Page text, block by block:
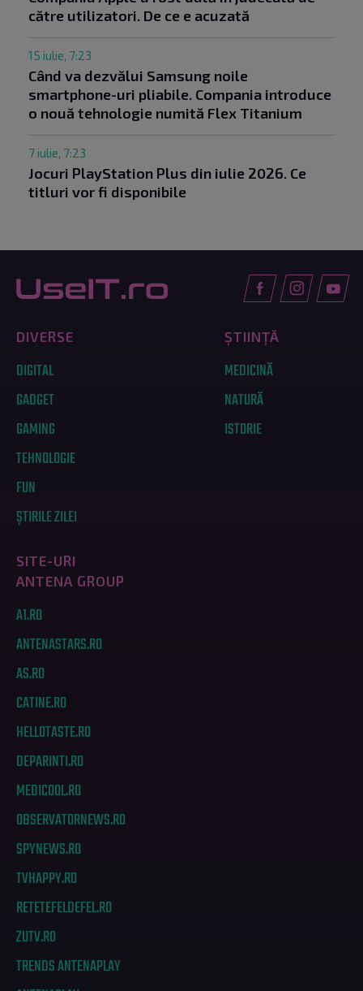
către utilizatori. De ce e acuzată
15 iulie, 7:23
Când va dezvălui Samsung noile
smartphone-uri pliabile. Compania introduce
o nouă tehnologie numită Flex Titanium
7 iulie, 7:23
Jocuri PlayStation Plus din iulie 2026. Ce
titluri vor fi disponibile
DIVERSE
DIGITAL
GADGET
GAMING
TEHNOLOGIE
FUN
ȘTIRILE ZILEI
ȘTIINȚĂ
MEDICINĂ
NATURĂ
ISTORIE
SITE-URI
ANTENA GROUP
A1.RO
ANTENASTARS.RO
AS.RO
CATINE.RO
HELLOTASTE.RO
DEPARINTI.RO
MEDICOOL.RO
OBSERVATORNEWS.RO
SPYNEWS.RO
TVHAPPY.RO
RETETEFELDEFEL.RO
ZUTV.RO
TRENDS ANTENAPLAY